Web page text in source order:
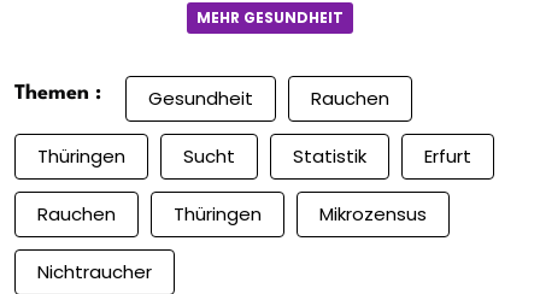
MEHR GESUNDHEIT
Themen : Gesundheit Rauchen
Thüringen Sucht Statistik Erfurt
Rauchen Thüringen Mikrozensus
Nichtraucher